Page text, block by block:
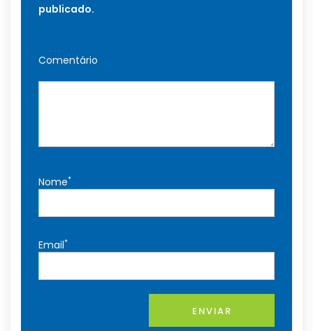
publicado.
Comentário
Nome*
Email*
ENVIAR